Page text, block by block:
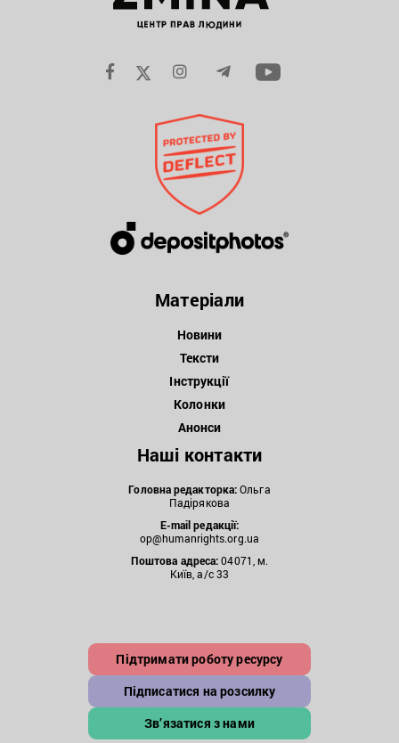
Матеріали
Новини
Тексти
Інструкції
Колонки
Анонси
Наші контакти
Головна редакторка:Ольга
Падірякова
E-mail редакції:
op@humanrights.org.ua
Поштова адреса:04071, м.
Київ, а/с 33
Підтримати роботу ресурсу
Підписатися на розсилку
Зв’язатися з нами